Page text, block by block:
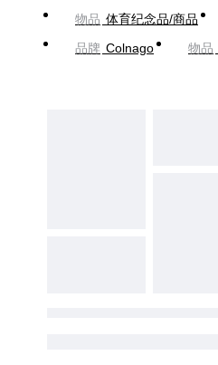
物品 体育纪念品/商品
品牌 Colnago 物品